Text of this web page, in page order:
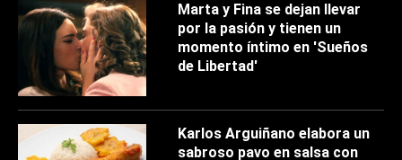
Marta y Fina se dejan llevar
por la pasión y tienen un
momento íntimo en 'Sueños
de Libertad'
Karlos Arguiñano elabora un
sabroso pavo en salsa con